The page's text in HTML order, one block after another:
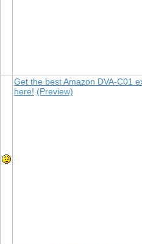
Get the best Amazon DVA-C01
here! (Preview)